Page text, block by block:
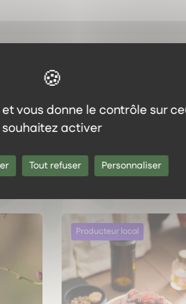
vous donne le contrôle sur
souhaitez activer
Tout refuser Personnaliser
Aller plus loin
gamme